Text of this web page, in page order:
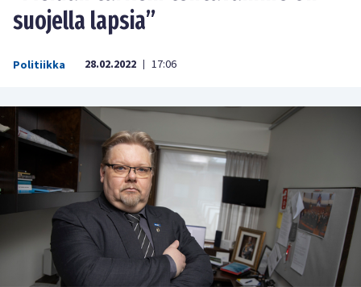
suojella lapsia”
Politiikka 28.02.2022 | 17:06